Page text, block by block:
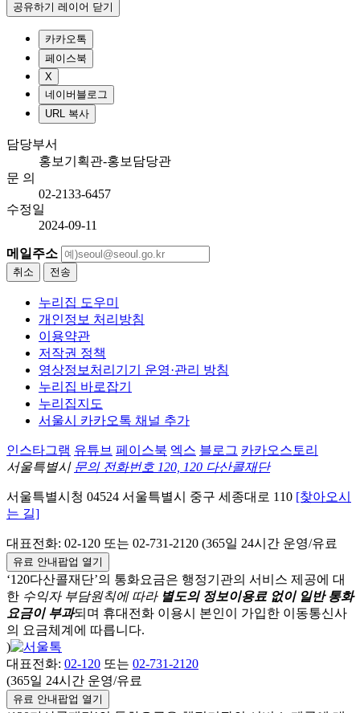
공유하기 레이어 닫기
카카오톡
페이스북
X
네이버블로그
URL 복사
담당부서
홍보기획관-홍보담당관
문 의
02-2133-6457
수정일
2024-09-11
메일주소
취소 전송
누리집 도우미
개인정보 처리방침
이용약관
저작권 정책
영상정보처리기기 운영·관리 방침
누리집 바로잡기
누리집지도
서울시 카카오톡 채널 추가
인스타그램 유튜브 페이스북 엑스 블로그 카카오스토리
서울특별시 문의 전화번호 120, 120 다산콜재단
서울특별시청 04524 서울특별시 중구 세종대로 110 [찾아오시
는 길]
대표전화: 02-120 또는 02-731-2120 (365일 24시간 운영/유료
유료 안내팝업 열기
‘120다산콜재단’의 통화요금은 행정기관의 서비스 제공에 대
한 수익자 부담원칙에 따라 별도의 정보이용료 없이 일반 통화
요금이 부과되며 휴대전화 이용시 본인이 가입한 이동통신사
의 요금체계에 따릅니다.
)
대표전화: 02-120 또는 02-731-2120
(365일 24시간 운영/유료
유료 안내팝업 열기